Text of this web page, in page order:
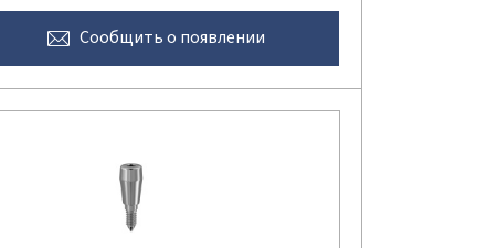
Сообщитьо появлении